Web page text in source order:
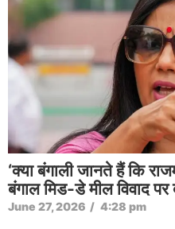
‘क्या बंगाली जानते हैं कि
बंगाल मिड-डे मील विवाद पर
June 27, 2026 / 4:28 pm